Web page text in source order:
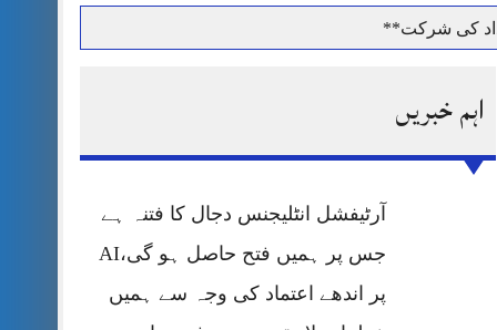
کی شرکت**
پر قربان
پریس کانفرنس
اہم خبریں
آرٹیفشل انٹلیجنس دجال کا فتنہ ہے
جس پر ہمیں فتح حاصل ہو گی،AI
پر اندھے اعتماد کی وجہ سے ہمیں